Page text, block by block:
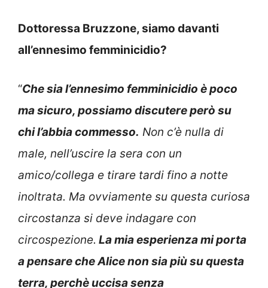
Dottoressa Bruzzone, siamo davanti
all’ennesimo femminicidio?
“Che sia l’ennesimo femminicidio è poco
ma sicuro, possiamo discutere però su
chi l’abbia commesso. Non c’è nulla di
male, nell’uscire la sera con un
amico/collega e tirare tardi fino a notte
inoltrata. Ma ovviamente su questa curiosa
circostanza si deve indagare con
circospezione. La mia esperienza mi porta
a pensare che Alice non sia più su questa
terra, perchè uccisa senza